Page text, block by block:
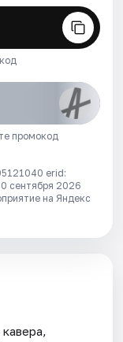
промокод
erid:
сентября 2026
на Яндекс